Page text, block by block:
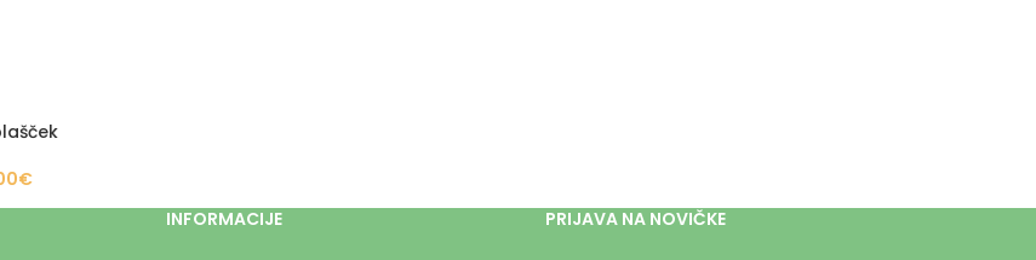
€
INFORMACIJE PRIJAVA NA NOVIČKE